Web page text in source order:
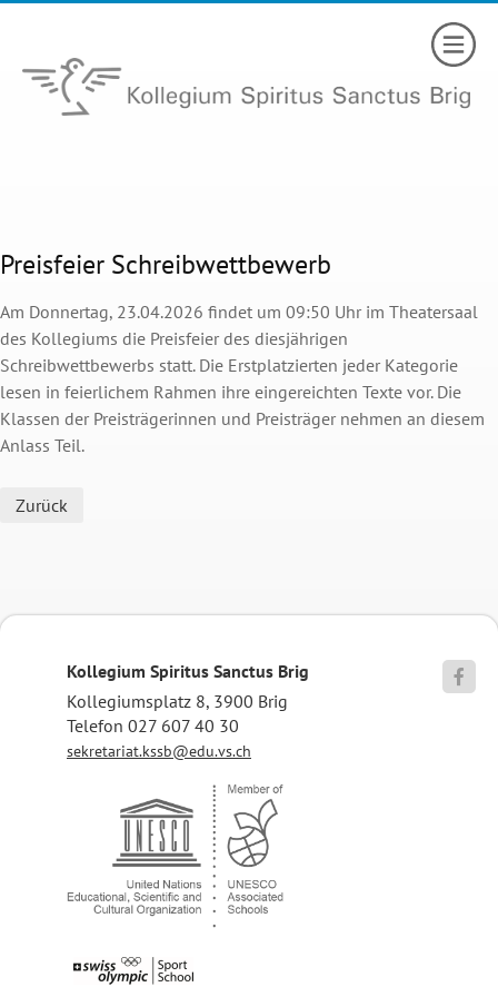
Preisfeier Schreibwettbewerb
Am Donnertag, 23.04.2026 findet um 09:50 Uhr im Theatersaal
des Kollegiums die Preisfeier des diesjährigen
Schreibwettbewerbs statt. Die Erstplatzierten jeder Kategorie
lesen in feierlichem Rahmen ihre eingereichten Texte vor. Die
Klassen der Preisträgerinnen und Preisträger nehmen an diesem
Anlass Teil.
Zurück
Kollegium Spiritus Sanctus Brig
Kollegiumsplatz 8, 3900 Brig
Telefon 027 607 40 30
sekretariat.kssb@edu.vs.ch
